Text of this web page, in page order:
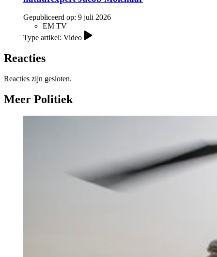
Gepubliceerd op: 9 juli 2026
EM TV
Type artikel: Video
Reacties
Reacties zijn gesloten.
Meer Politiek